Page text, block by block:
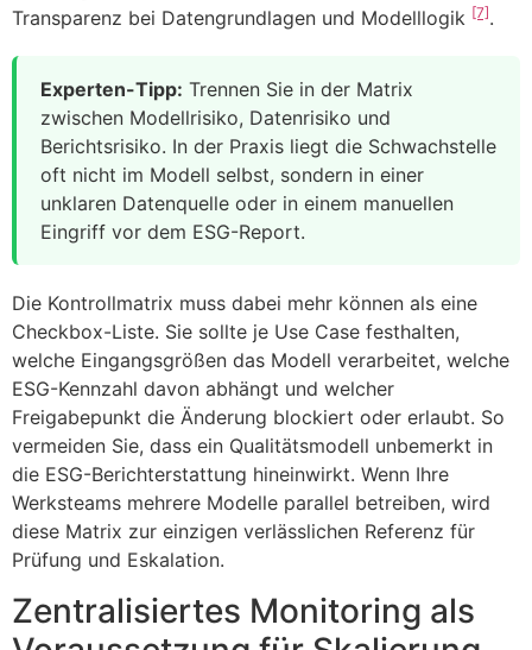
Transparenz bei Datengrundlagen und Modelllogik [7].
Experten-Tipp: Trennen Sie in der Matrix
zwischen Modellrisiko, Datenrisiko und
Berichtsrisiko. In der Praxis liegt die Schwachstelle
oft nicht im Modell selbst, sondern in einer
unklaren Datenquelle oder in einem manuellen
Eingriff vor dem ESG-Report.
Die Kontrollmatrix muss dabei mehr können als eine
Checkbox-Liste. Sie sollte je Use Case festhalten,
welche Eingangsgrößen das Modell verarbeitet, welche
ESG-Kennzahl davon abhängt und welcher
Freigabepunkt die Änderung blockiert oder erlaubt. So
vermeiden Sie, dass ein Qualitätsmodell unbemerkt in
die ESG-Berichterstattung hineinwirkt. Wenn Ihre
Werksteams mehrere Modelle parallel betreiben, wird
diese Matrix zur einzigen verlässlichen Referenz für
Prüfung und Eskalation.
Zentralisiertes Monitoring als